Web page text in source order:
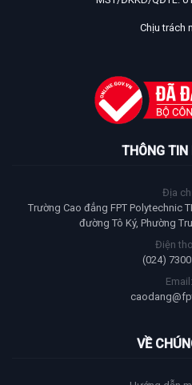
Chịu trách
THÔNG TIN
Địa
Trường Cao đẳng FPT Polytechnic
đường Tô Ký, Phường
Điện
(024)
Email:
VỀ